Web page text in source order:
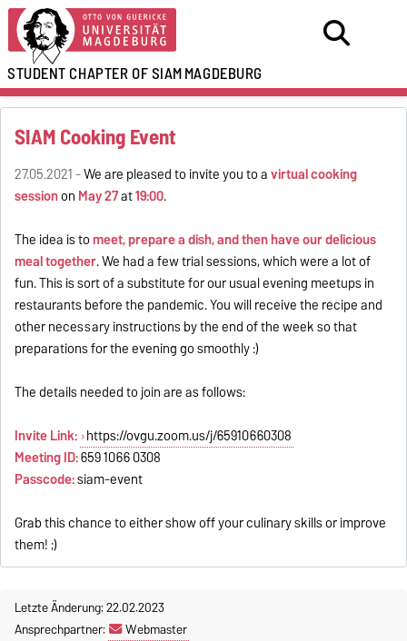
STUDENT CHAPTER OF SIAMMAGDEBURG
SIAM Cooking Event
27.05.2021 -We are pleased to invite you to avirtual cooking
sessionon May 27at19:00.
The idea is tomeet, prepare a dish, and then have our delicious
meal together. We had a few trial sessions, which were a lot of
fun. This is sort of a substitute for our usual evening meetups in
restaurants before the pandemic. You will receive the recipe and
other necessary instructions by the end of the week so that
preparations for the evening go smoothly :)
The details needed to join are as follows:
Invite Link: https://ovgu.zoom.us/j/65910660308
Meeting ID:659 1066 0308
Passcode:siam-event
Grab this chance to either show off your culinary skills or improve
them! ;)
Letzte Änderung: 22.02.2023
Ansprechpartner:
Webmaster